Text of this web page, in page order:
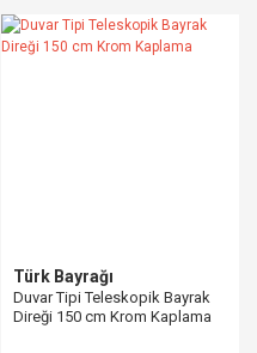
Türk Bayrağı
Duvar Tipi Teleskopik Bayrak
Direği 150 cm Krom Kaplama